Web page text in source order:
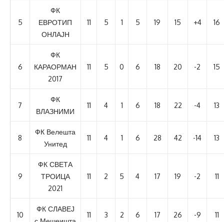
5
ФК
ЕВРОТИП
ОНЛАЈН
11 5 1 5 19 15 +4 16
6
ФК
КАРАОРМАН
2017
11 5 0 6 18 20 -2 15
7
ФК
ВЛАЗНИМИ
11 4 1 6 18 22 -4 13
8
ФК Велешта
Унитед
11 4 1 6 28 42 -14 13
9
ФК СВЕТА
ТРОИЦА
2021
11 2 5 4 17 19 -2 11
10
ФК СЛАВЕЈ
11 3 2 6 17 26 -9 11